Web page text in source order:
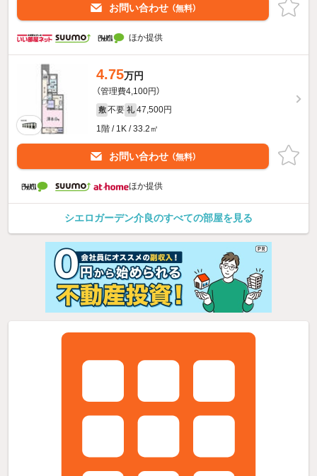
お問い合わせ （無料）
ほか提供
4.75万円
（管理費4,100円）
敷 不要 礼 47,500円
1階 / 1K / 33.2㎡
お問い合わせ （無料）
ほか提供
シエロガーデン介良のすべての部屋を見る